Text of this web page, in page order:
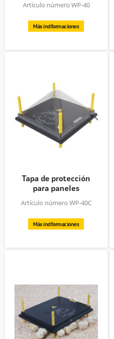
Artículo número WP-40
Más indformaciones
Tapa de protección
para paneles
calentadores...
Artículo número WP-40C
Más indformaciones